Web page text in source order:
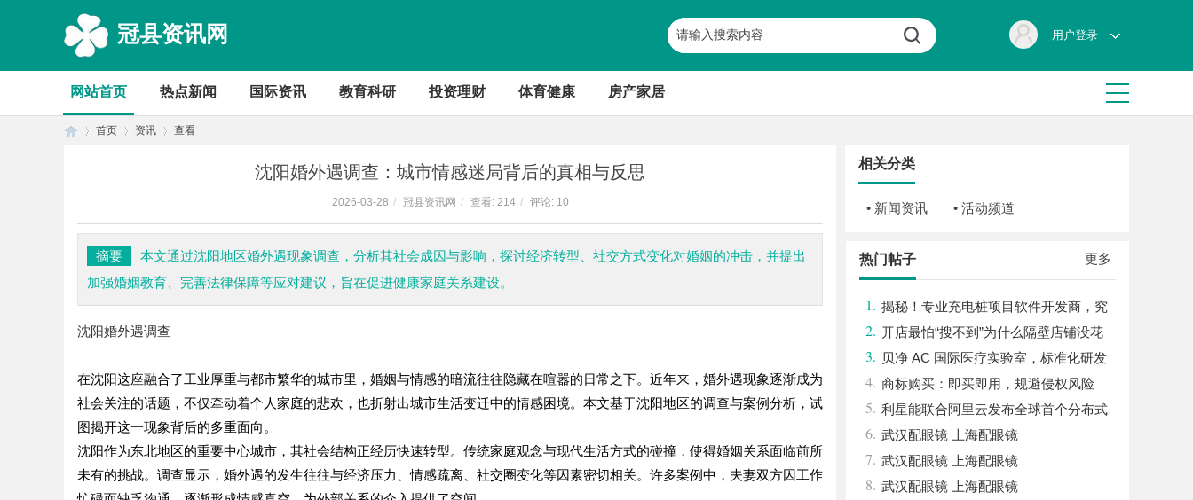
冠县资讯网 用户登录
网站首页 热点新闻 国际资讯 教育科研 投资理财 体育健康 房产家居
首页 资讯 查看
沈阳婚外遇调查：城市情感迷局背后的真相与反思
2026-03-28 / 冠县资讯网 / 查看: 214 / 评论: 10
摘要
本文通过沈阳地区婚外遇现象调查，分析其社会成因与影响，探讨经济转型、社交方式变化对婚姻的冲击，并提出
加强婚姻教育、完善法律保障等应对建议，旨在促进健康家庭关系建设。
沈阳婚外遇调查
在沈阳这座融合了工业厚重与都市繁华的城市里，婚姻与情感的暗流往往隐藏在喧嚣的日常之下。近年来，婚外遇现象逐渐成为
社会关注的话题，不仅牵动着个人家庭的悲欢，也折射出城市生活变迁中的情感困境。本文基于沈阳地区的调查与案例分析，试
图揭开这一现象背后的多重面向。
沈阳作为东北地区的重要中心城市，其社会结构正经历快速转型。传统家庭观念与现代生活方式的碰撞，使得婚姻关系面临前所
未有的挑战。调查显示，婚外遇的发生往往与经济压力、情感疏离、社交圈变化等因素密切相关。许多案例中，夫妻双方因工作
相关分类
• 新闻资讯 • 活动频道
更多
热门帖子
1. 揭秘！专业充电桩项目软件开发商，究
竟藏着哪些行业秘诀？
2. 开店最怕“搜不到”为什么隔壁店铺没花
钱，ai却天天给他免费派单？
3. 贝净 AC 国际医疗实验室，标准化研发
体系全解析
4. 商标购买：即买即用，规避侵权风险
5. 利星能联合阿里云发布全球首个分布式
算电协同解决方案
6. 武汉配眼镜 上海配眼镜
7. 武汉配眼镜 上海配眼镜
8. 武汉配眼镜 上海配眼镜